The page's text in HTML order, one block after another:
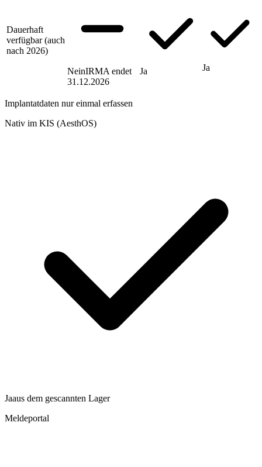
Dauerhaft
verfügbar (auch
nach 2026)
NeinIRMA endet
31.12.2026
Ja Ja
Implantatdaten nur einmal erfassen
Nativ im KIS (AesthOS)
Jaaus dem gescannten Lager
Meldeportal